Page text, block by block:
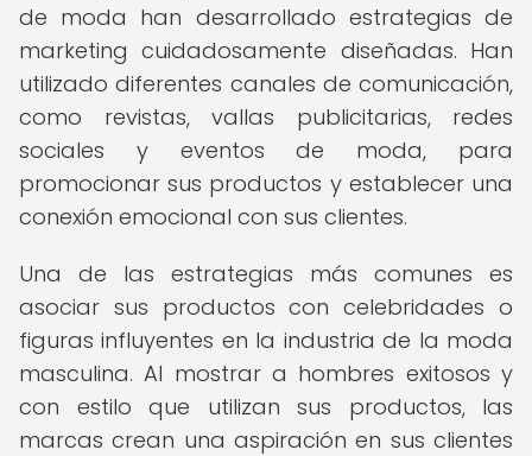
de moda han desarrollado estrategias de
marketing cuidadosamente diseñadas. Han
utilizado diferentes canales de comunicación,
como revistas, vallas publicitarias, redes
sociales y eventos de moda, para
promocionar sus productos y establecer una
conexión emocional con sus clientes.
Una de las estrategias más comunes es
asociar sus productos con celebridades o
figuras influyentes en la industria de la moda
masculina. Al mostrar a hombres exitosos y
con estilo que utilizan sus productos, las
marcas crean una aspiración en sus clientes